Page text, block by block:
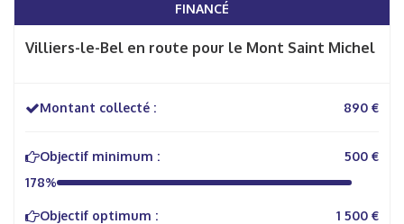
FINANCÉ
Villiers-le-Bel en route pour le Mont Saint Michel
Montant collecté : 890 €
Objectif minimum :
500 €
178%
Objectif optimum :
1 500 €